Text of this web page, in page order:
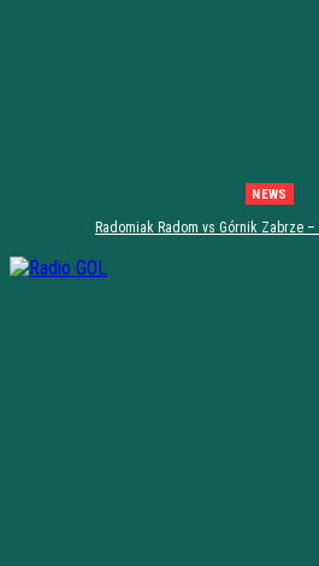
NEWS
Radomiak Radom vs Górnik Zabrze